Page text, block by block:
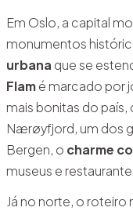
Em Oslo, a capital
monumentos
urbana que se
Flamé marcado por
mais bonitas do
Nærøyfjord, um dos
Bergen, o charme
museus e
Já no norte, o roteiro